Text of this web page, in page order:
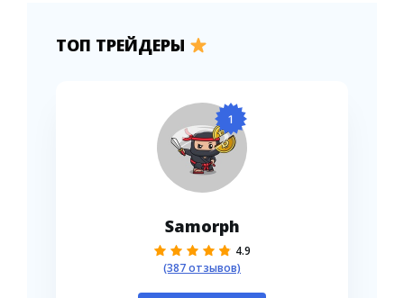
ТОП ТРЕЙДЕРЫ
1
Samorph
4.9
(387 отзывов)